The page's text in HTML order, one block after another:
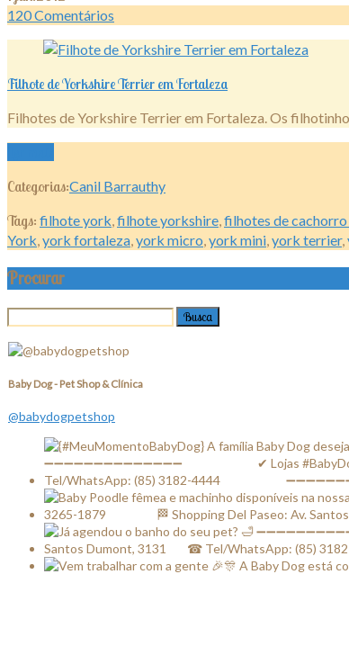
120Comentários
Filhote de Yorkshire Terrier em Fortaleza
Filhotes de Yorkshire Terrier em Fortaleza. Os
Categorias:Canil Barrauthy
Tags: filhote york,filhote yorkshire,filhotes de
York,york fortaleza,york micro,york mini,york terrier,
Procurar
Baby Dog - Pet Shop & Clínica
@babydogpetshop